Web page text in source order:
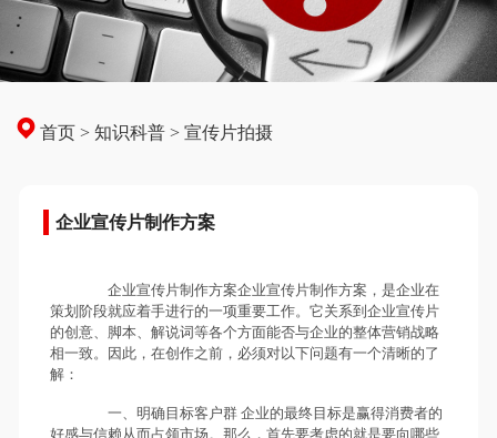
首页 >知识科普 >宣传片拍摄
企业宣传片制作方案
企业宣传片制作方案企业宣传片制作方案，是企业在
策划阶段就应着手进行的一项重要工作。它关系到企业宣传片
的创意、脚本、解说词等各个方面能否与企业的整体营销战略
相一致。因此，在创作之前，必须对以下问题有一个清晰的了
解：
一、明确目标客户群 企业的最终目标是赢得消费者的
好感与信赖从而占领市场。那么，首先要考虑的就是要向哪些